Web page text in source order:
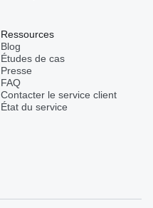
Ressources
Blog
Études de cas
Presse
FAQ
Contacter le service client
État du service